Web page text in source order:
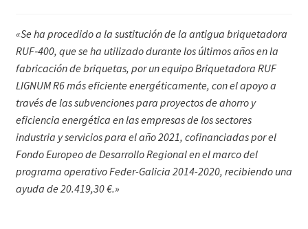
«Se ha procedido a la sustitución de la antigua briquetadora
RUF‐400, que se ha utilizado durante los últimos años en la
fabricación de briquetas, por un equipo Briquetadora RUF
LIGNUM R6 más eficiente energéticamente, con el apoyo a
través de las subvenciones para proyectos de ahorro y
eficiencia energética en las empresas de los sectores
industria y servicios para el año 2021, cofinanciadas por el
Fondo Europeo de Desarrollo Regional en el marco del
programa operativo Feder-Galicia 2014-2020, recibiendo una
ayuda de 20.419,30 €.»